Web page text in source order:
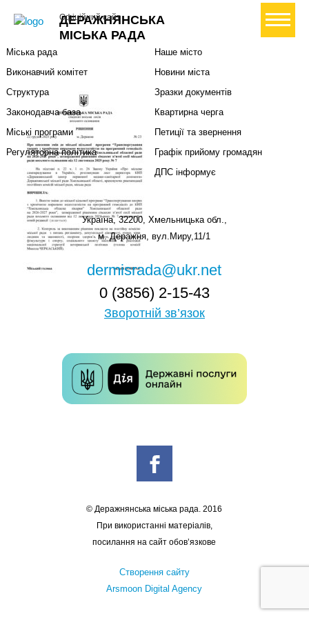
ДЕРАЖНЯНСЬКА
МІСЬКА РАДА
Офіційний сайт+ Створити петицію
Міський голова
Міська рада
Виконавчий комітет
Структура
Законодавча база
Міські програми
Регуляторна політика
Наше місто
Новини міста
Зразки документів
Квартирна черга
Петиції та звернення
Графік прийому громадян
ДПС інформує
Україна, 32200, Хмельницька обл.,
м. Деражня, вул.Миру,11/1
dermisrada@ukr.net
0 (3856) 2-15-43
Зворотній зв’язок
© Деражнянська міська рада. 2016
При використанні матеріалів,
посилання на сайт обов’язкове
Створення сайту
Arsmoon Digital Agency